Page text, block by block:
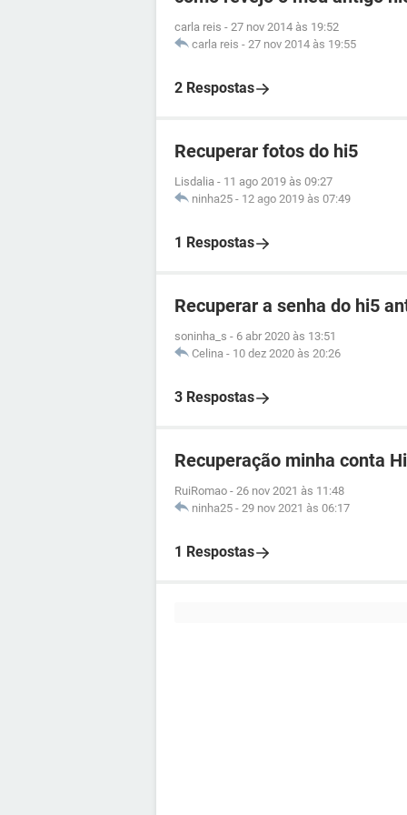
carla reis - 27 nov 2014 às 19:52
carla reis - 27 nov 2014 às 19:55
2 Respostas
Recuperar fotos do hi5
Lisdalia - 11 ago 2019 às 09:27
ninha25 - 12 ago 2019 às 07:49
1 Respostas
Recuperar a senha do hi5
soninha_s - 6 abr 2020 às 13:51
Celina - 10 dez 2020 às 20:26
3 Respostas
Recuperação minha conta
RuiRomao - 26 nov 2021 às 11:48
ninha25 - 29 nov 2021 às 06:17
1 Respostas